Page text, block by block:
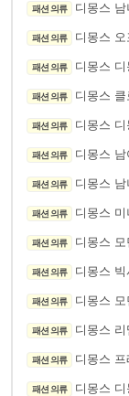
패션 의류 디몽스
패션 의류 디몽스
패션 의류 디몽스
패션 의류 디몽스
패션 의류 디몽스
패션 의류 디몽스
패션 의류 디몽스
패션 의류 디몽스
패션 의류 디몽스
패션 의류 디몽스
패션 의류 디몽스
패션 의류 디몽스
패션 의류 디몽스
패션 의류 디몽스